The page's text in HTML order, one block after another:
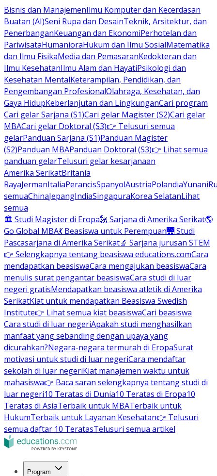
Bisnis dan ManajemenIlmu Komputer dan Kecerdasan
Buatan (AI)Seni Rupa dan DesainTeknik, Arsitektur, dan
PenerbanganKeuangan dan EkonomiPerhotelan dan
PariwisataHumanioraHukum dan Ilmu SosialMatematika
dan Ilmu FisikaMedia dan PemasaranKedokteran dan
Ilmu KesehatanIlmu Alam dan HayatiPsikologi dan
Kesehatan MentalKeterampilan, Pendidikan, dan
Pengembangan ProfesionalOlahraga, Kesehatan, dan
Gaya HidupKeberlanjutan dan LingkunganCari program
Cari gelar Sarjana (S1)Cari gelar Magister (S2)Cari gelar
MBACari gelar Doktoral (S3)👉 Telusuri semua
gelarPanduan Sarjana (S1)Panduan Magister
(S2)Panduan MBAPanduan Doktoral (S3)👉 Lihat semua
panduan gelarTelusuri gelar kesarjanaan
Amerika SerikatBritania
RayaJermanItaliaPerancisSpanyolAustriaPolandiaYunani
semuaChinaJepangIndiaSingapuraKorea SelatanLihat
semua
🏛 Studi Magister di Eropa🗽 Sarjana di Amerika Serikat🌎
Go Global MBA💃 Beasiswa untuk Perempuan🌉 Studi
Pascasarjana di Amerika Serikat🔬 Sarjana jurusan STEM
👉 Selengkapnya tentang beasiswa educations.comCara
mendapatkan beasiswaCara mengajukan beasiswaCara
menulis surat pengantar beasiswaCara studi di luar
negeri gratisMendapatkan beasiswa atletik di Amerika
SerikatKiat untuk mendapatkan Beasiswa Swedish
Institute👉 Lihat semua kiat beasiswaCari beasiswa
Cara studi di luar negeriApakah studi menghasilkan
manfaat yang sebanding dengan upaya yang
dicurahkan?Negara-negara termurah di EropaSurat
motivasi untuk studi di luar negeriCara mendaftar
sekolah di luar negeriKiat manajemen waktu untuk
mahasiswa👉 Baca saran selengkapnya tentang studi di
luar negeri10 Teratas di Dunia10 Teratas di Eropa10
Teratas di AsiaTerbaik untuk MBATerbaik untuk
HukumTerbaik untuk Layanan Kesehatan👉 Telusuri
semua daftar 10 TeratasTelusuri semua artikel
Program